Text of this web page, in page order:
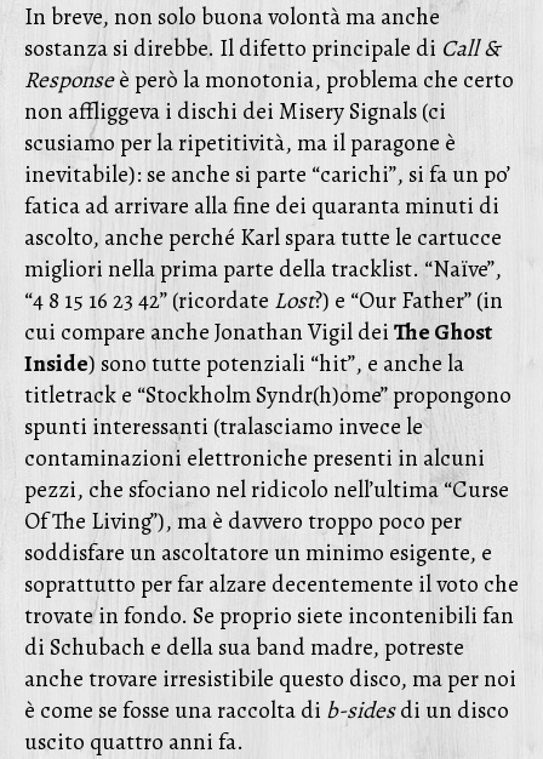
In breve, non solo buona volontà ma anche
sostanza si direbbe. Il difetto principale di Call &
Responseè però la monotonia, problema che certo
non affliggeva i dischi dei Misery Signals (ci
scusiamo per la ripetitività, ma il paragone è
inevitabile): se anche si parte “carichi”, si fa un po’
fatica ad arrivare alla fine dei quaranta minuti di
ascolto, anche perché Karl spara tutte le cartucce
migliori nella prima parte della tracklist. “Naïve”,
“4 8 15 16 23 42” (ricordate Lost?) e “Our Father” (in
cui compare anche Jonathan Vigil deiThe Ghost
Inside) sono tutte potenziali “hit”, e anche la
titletrack e “Stockholm Syndr(h)ome” propongono
spunti interessanti (tralasciamo invece le
contaminazioni elettroniche presenti in alcuni
pezzi, che sfociano nel ridicolo nell’ultima “Curse
Of The Living”), ma è davvero troppo poco per
soddisfare un ascoltatore un minimo esigente, e
soprattutto per far alzare decentemente il voto che
trovate in fondo. Se proprio siete incontenibili fan
di Schubach e della sua band madre, potreste
anche trovare irresistibile questo disco, ma per noi
è come se fosse una raccolta di b-sidesdi un disco
uscito quattro anni fa.